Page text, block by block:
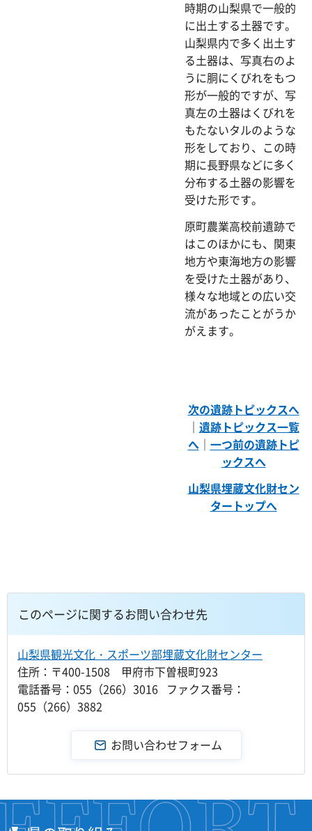
時期の山梨県で一般的
に出土する土器です。
山梨県内で多く出土す
る土器は、写真右のよ
うに胴にくびれをもつ
形が一般的ですが、写
真左の土器はくびれを
もたないタルのような
形をしており、この時
期に長野県などに多く
分布する土器の影響を
受けた形です。
原町農業高校前遺跡で
はこのほかにも、関東
地方や東海地方の影響
を受けた土器があり、
様々な地域との広い交
流があったことがうか
がえます。
次の遺跡トピックスへ
｜ 遺跡トピックス一覧
へ｜ 一つ前の遺跡トピ
ックスへ
山梨県埋蔵文化財セン
タートップへ
このページに関するお問い合わせ先
山梨県観光文化・スポーツ部埋蔵文化財センター
住所：〒400-1508 甲府市下曽根町923
電話番号：055（266）3016 ファクス番号：
055（266）3882